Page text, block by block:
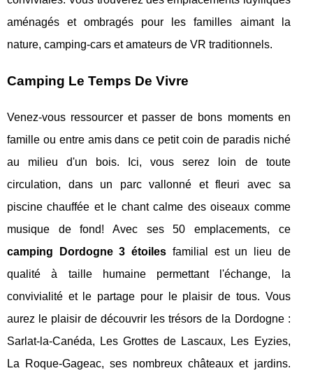
aménagés et ombragés pour les familles aimant la
nature, camping-cars et amateurs de VR traditionnels.
Camping Le Temps De Vivre
Venez-vous ressourcer et passer de bons moments en
famille ou entre amis dans ce petit coin de paradis niché
au milieu d'un bois. Ici, vous serez loin de toute
circulation, dans un parc vallonné et fleuri avec sa
piscine chauffée et le chant calme des oiseaux comme
musique de fond! Avec ses 50 emplacements, ce
camping Dordogne 3 étoiles familial est un lieu de
qualité à taille humaine permettant l'échange, la
convivialité et le partage pour le plaisir de tous. Vous
aurez le plaisir de découvrir les trésors de la Dordogne :
Sarlat-la-Canéda, Les Grottes de Lascaux, Les Eyzies,
La Roque-Gageac, ses nombreux châteaux et jardins.